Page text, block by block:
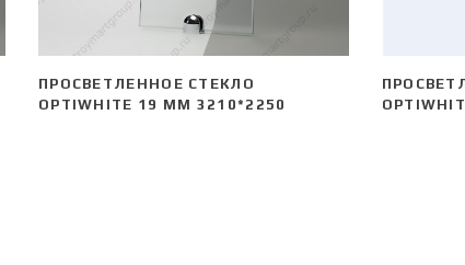
ПРОСВЕТЛЕННОЕ СТЕКЛО
OPTIWHITE 19 ММ 3210*2250